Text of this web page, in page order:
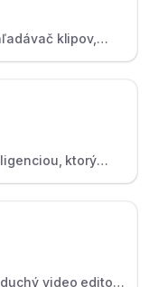
klipov,
ktoré
ktorý
a avatarov s
video editor